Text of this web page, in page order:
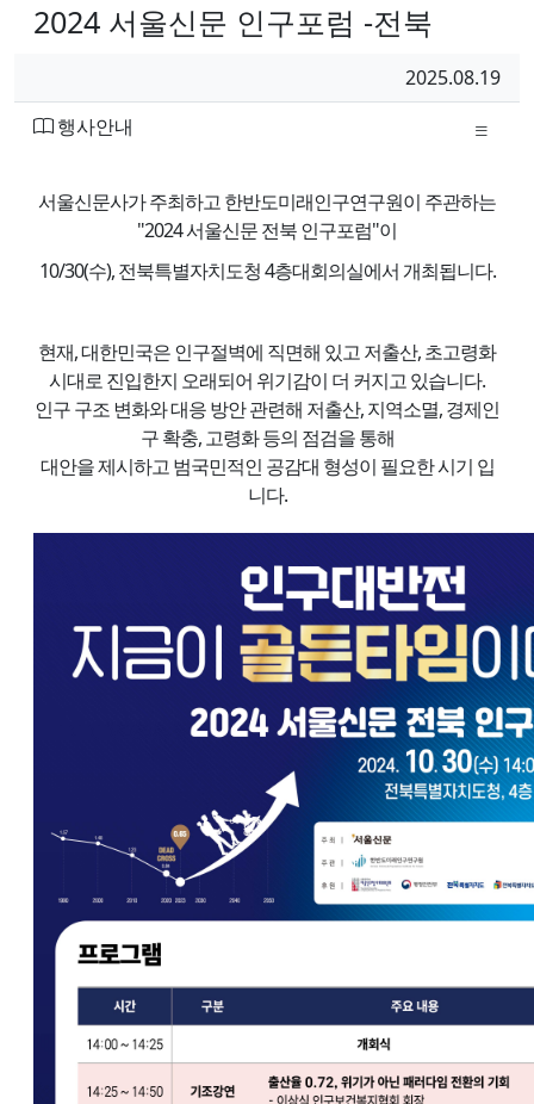
2024 서울신문 인구포럼 -전북
작성일
2025.08.19
분류
행사안내
서울신문사가 주최하고 한반도미래인구연구원이 주관하는
"2024 서울신문 전북 인구포럼"이
10/30(수), 전북특별자치도청 4층대회의실에서 개최됩니다.
현재, 대한민국은 인구절벽에 직면해 있고 저출산, 초고령화
시대로 진입한지 오래되어 위기감이 더 커지고 있습니다.
인구 구조 변화와 대응 방안 관련해 저출산, 지역소멸, 경제인
구 확충, 고령화 등의 점검을 통해
대안을 제시하고 범국민적인 공감대 형성이 필요한 시기 입
니다.